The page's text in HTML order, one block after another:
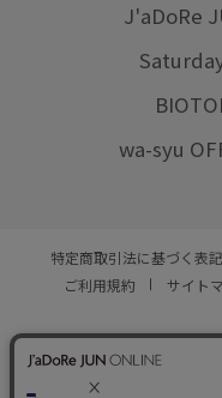
J'aDoRe
wa-syu
特定商取引法に基づく表記
ご利用規約
サイト